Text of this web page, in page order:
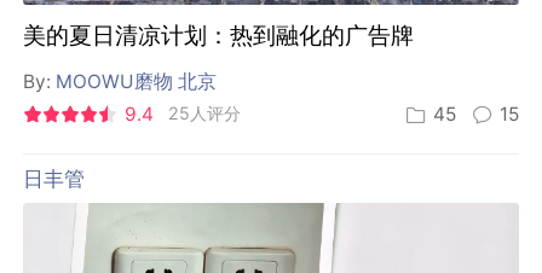
美的夏日清凉计划：热到融化的广告牌
By: MOOWU磨物 北京
9.4
25人评分 45 15
日丰管